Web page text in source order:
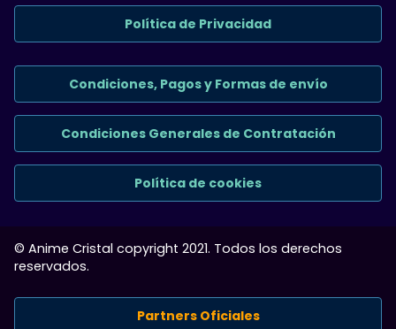
Política de Privacidad
Condiciones, Pagos y Formas de envío
Condiciones Generales de Contratación
Política de cookies
© Anime Cristal copyright 2021. Todos los derechos
reservados.
Partners Oficiales